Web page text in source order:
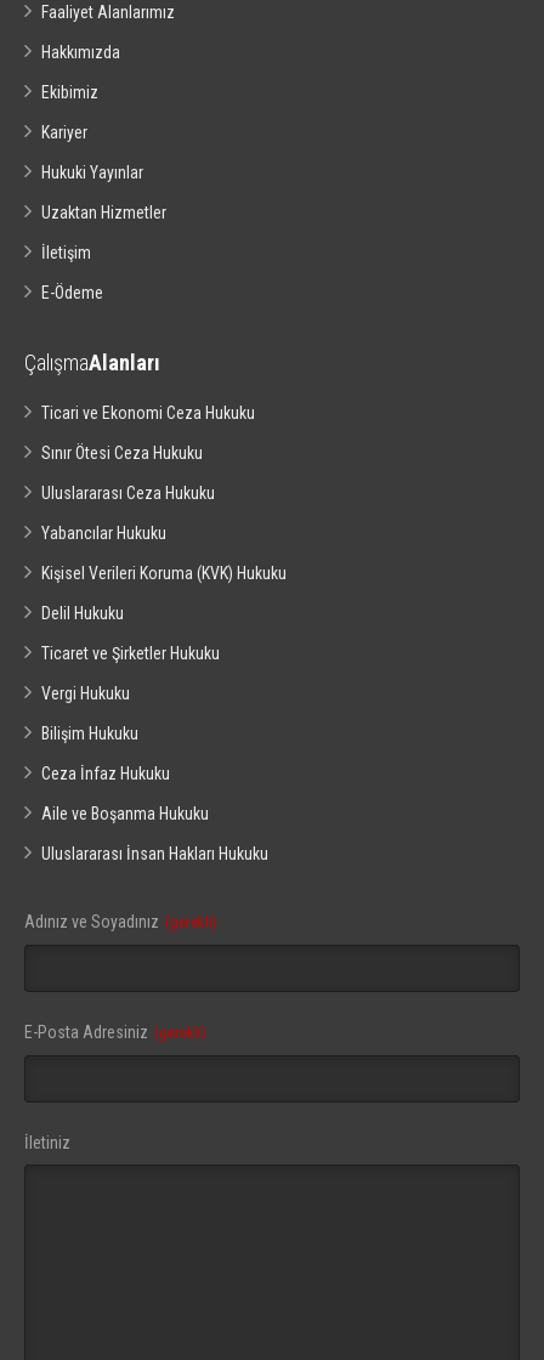
Faaliyet Alanlarımız
Hakkımızda
Ekibimiz
Kariyer
Hukuki Yayınlar
Uzaktan Hizmetler
İletişim
E-Ödeme
ÇalışmaAlanları
Ticari ve Ekonomi Ceza Hukuku
Sınır Ötesi Ceza Hukuku
Uluslararası Ceza Hukuku
Yabancılar Hukuku
Kişisel Verileri Koruma (KVK) Hukuku
Delil Hukuku
Ticaret ve Şirketler Hukuku
Vergi Hukuku
Bilişim Hukuku
Ceza İnfaz Hukuku
Aile ve Boşanma Hukuku
Uluslararası İnsan Hakları Hukuku
Adınız ve Soyadınız (gerekli)
Email (gerekli)
E-Posta Adresiniz (gerekli)
İletiniz